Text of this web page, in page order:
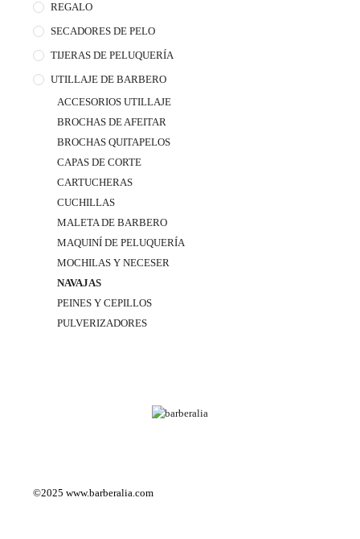
REGALO
SECADORES DE PELO
TIJERAS DE PELUQUERÍA
UTILLAJE DE BARBERO
ACCESORIOS UTILLAJE
BROCHAS DE AFEITAR
BROCHAS QUITAPELOS
CAPAS DE CORTE
CARTUCHERAS
CUCHILLAS
MALETA DE BARBERO
MAQUINÍ DE PELUQUERÍA
MOCHILAS Y NECESER
NAVAJAS
PEINES Y CEPILLOS
PULVERIZADORES
©2025www.barberalia.com